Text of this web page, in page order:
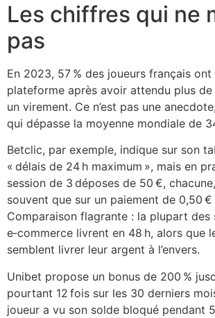
Les chiffres qui ne
pas
En 2023, 57 % des joueurs français
plateforme après avoir attendu plus de
un virement. Ce n’est pas une
qui dépasse la moyenne mondiale de
Betclic, par exemple, indique sur son
« délais de 24 h maximum », mais en
session de 3 déposes de 50 €,
souvent que sur un paiement de 0,50 €
Comparaison flagrante : la plupart des
e‑commerce livrent en 48 h, alors que
semblent livrer leur argent à l’envers.
Unibet propose un bonus de 200 %
pourtant 12 fois sur les 30 derniers
joueur a vu son solde bloqué pendant